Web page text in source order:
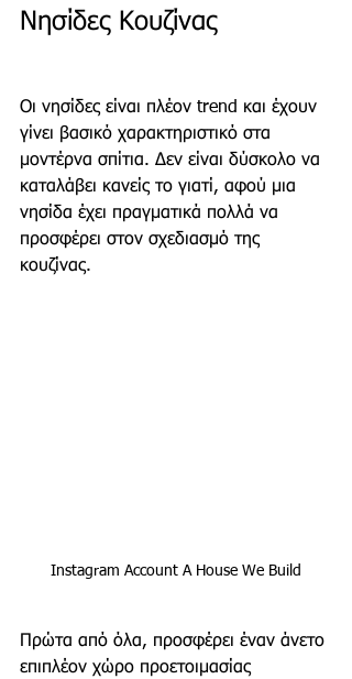
Νησίδες Κουζίνας
Οι νησίδες είναι πλέον trend και έχουν
γίνει βασικό χαρακτηριστικό στα
μοντέρνα σπίτια. Δεν είναι δύσκολο να
καταλάβει κανείς το γιατί, αφού μια
νησίδα έχει πραγματικά πολλά να
προσφέρει στον σχεδιασμό της
κουζίνας.
Instagram Account A House We Build
Πρώτα από όλα, προσφέρει έναν άνετο
επιπλέον χώρο προετοιμασίας